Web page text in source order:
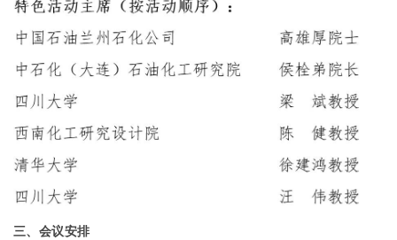
三、会议安排